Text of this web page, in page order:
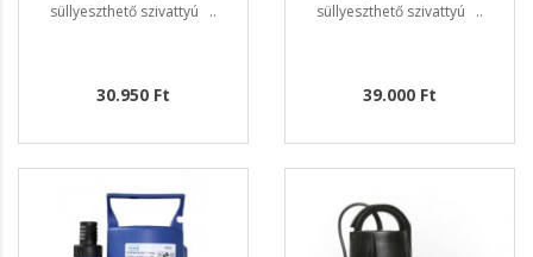
süllyeszthető szivattyú ..
30.950 Ft
süllyeszthető szivattyú ..
39.000 Ft